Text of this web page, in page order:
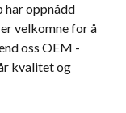
har oppnådd
velkomne for å
oss ​​OEM -
kvalitet og